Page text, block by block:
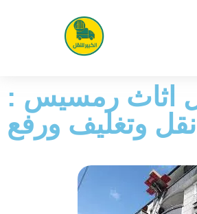
اثاث رمسيس :
نقل وتغليف ورفع